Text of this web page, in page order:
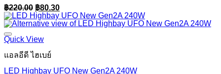
฿220.00 Original
price
was:
฿80.30Current
price
is:
Quick View
แอลอีดี ไฮเบย์
LED Highbay UFO New Gen2A 240W